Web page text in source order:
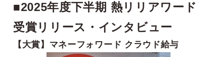
■2025年度下半期 熱リリアワード
受賞リリース・インタビュー
【大賞】マネーフォワード クラウド給与